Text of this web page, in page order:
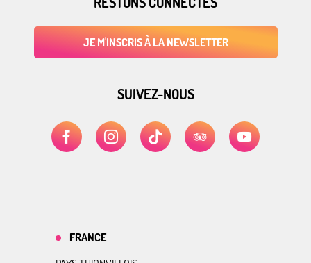
JE M'INSCRIS À LA NEWSLETTER
SUIVEZ-NOUS
FRANCE